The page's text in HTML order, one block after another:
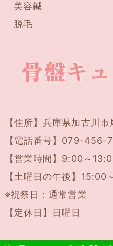
美容鍼
脱毛
【住所】兵庫県加古川
【電話番号】 079-456-
【営業時間】9:00～
【土曜日の午後】15:00
※祝祭日：通常営業
【定休日】日曜日